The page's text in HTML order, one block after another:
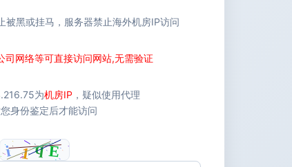
被黑或挂马，服务器禁止海外机房IP访问
司网络等可直接访问网站,无需验证
为机房IP ，疑似使用代理
身份鉴定后才能访问